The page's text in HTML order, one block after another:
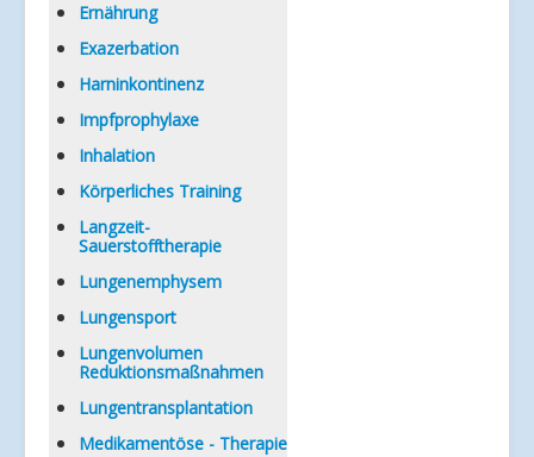
Ernährung
Exazerbation
Harninkontinenz
Impfprophylaxe
Inhalation
Körperliches Training
Langzeit-
Sauerstofftherapie
Lungenemphysem
Lungensport
Lungenvolumen
Reduktionsmaßnahmen
Lungentransplantation
Medikamentöse - Therapie